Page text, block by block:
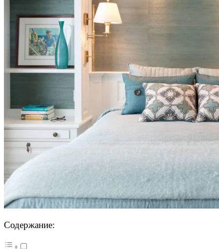
Содержание: